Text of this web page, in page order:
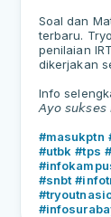
Soal dan
terbaru.
penilaian
dikerjakan
Info
𝘈𝘺𝘰 𝘴𝘶𝘬𝘴𝘦𝘴
#masukptn
#utbk #tps
#snbt